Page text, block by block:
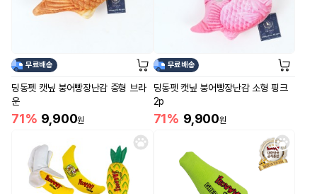
무료배송
딩동펫 캣닢 붕어빵장난감 중형 브라
운
71% 9,900원
무료배송
딩동펫 캣닢 붕어빵장난감 소형 핑크
2p
71% 9,900원